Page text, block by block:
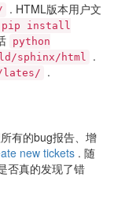
. HTML版本用户文
pip
install
python
sphinx/html
.
lates/ .
有的bug报告、增
new tickets . 随
否真的发现了错